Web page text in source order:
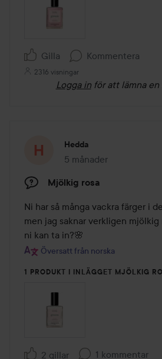
Gilla Kommentera
2316 visningar
Logga in för att lämna
Hedda
5 månader
Inlägget skapades 5
Mjölkig rosa
Ni har så många vackra färger i
men jag saknar verkligen
ni kan ta in?🌸
Översatt från norska
1 PRODUKT I INLÄGGET MJÖLKIG
2 gillar 1 kommentar